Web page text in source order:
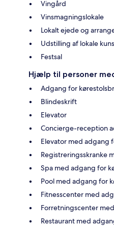
Vingård
Vinsmagningslokale
Lokalt ejede og
Udstilling af lokale
Festsal
Hjælp til personer
Adgang for
Blindeskrift
Elevator
Concierge-reception
Elevator med adgang
Registreringsskranke
Spa med adgang for
Pool med adgang for
Fitnesscenter med
Forretningscenter
Restaurant med